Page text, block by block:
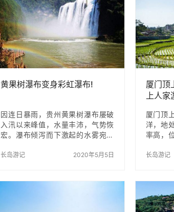
黄果树瀑布变身彩虹瀑布!
因连日暴雨，贵州黄果树瀑布屡破
入汛以来峰值，水量丰沛，气势恢
宏。瀑布倾泻而下激起的水雾宛如
虹。从高空鸟瞰，瀑布和彩虹相映
长岛游记 2020年5月5日
厦门顶
上人家
厦门顶
洋，地
率高，
山脉，
帐篷露
园，绿
长岛游记